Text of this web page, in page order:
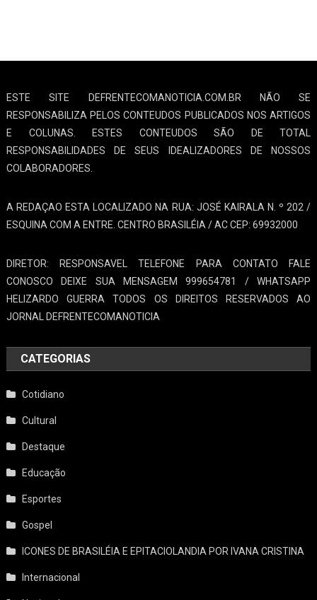
ESTE SITE DEFRENTECOMANOTICIA.COM.BR NÃO SE
RESPONSABILIZA PELOS CONTEUDOS PUBLICADOS NOS ARTIGOS
E COLUNAS. ESTES CONTEUDOS SÃO DE TOTAL
RESPONSABILIDADES DE SEUS IDEALIZADORES DE NOSSOS
COLABORADORES.
A REDAÇAO ESTA LOCALIZADO NA RUA: JOSÉ KAIRALA N. º 202 /
ESQUINA COM A ENTRE. CENTRO BRASILÉIA / AC CEP: 69932000
DIRETOR: RESPONSAVEL TELEFONE PARA CONTATO FALE
CONOSCO DEIXE SUA MENSAGEM 999654781 / WHATSAPP
HELIZARDO GUERRA TODOS OS DIREITOS RESERVADOS AO
JORNAL DEFRENTECOMANOTICIA
CATEGORIAS
Cotidiano
Cultural
Destaque
Educação
Esportes
Gospel
ICONES DE BRASILÉIA E EPITACIOLANDIA POR IVANA CRISTINA
Internacional